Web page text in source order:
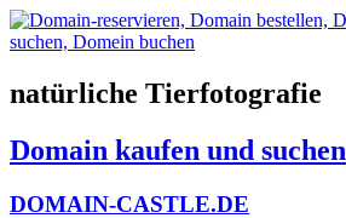
Zum
Inhalt
natürliche Tierfotografie
Domain kaufen und suchen
DOMAIN-CASTLE.DE